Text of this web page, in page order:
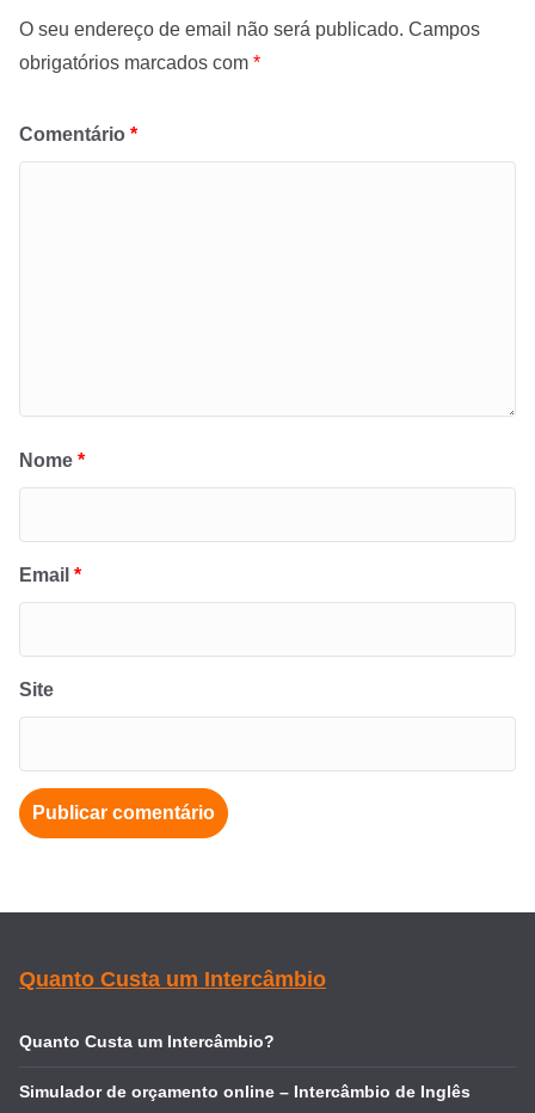
O seu endereço de email não será publicado. Campos
obrigatórios marcados com *
Comentário *
Nome *
Email *
Site
Quanto Custa um Intercâmbio
Quanto Custa um Intercâmbio?
Simulador de orçamento online – Intercâmbio de Inglês